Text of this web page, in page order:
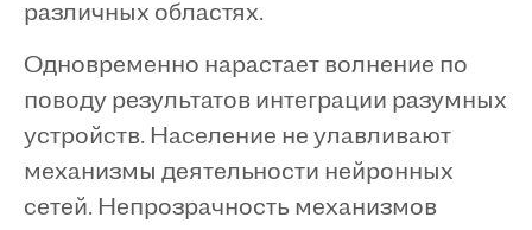
различных областях.
Одновременно нарастает волнение по
поводу результатов интеграции разумных
устройств. Население не улавливают
механизмы деятельности нейронных
сетей. Непрозрачность механизмов